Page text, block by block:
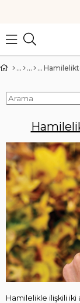
Hamilelikle ilişkili iki